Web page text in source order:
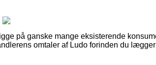
på ganske mange eksisterende
omtaler af Ludo forinden du